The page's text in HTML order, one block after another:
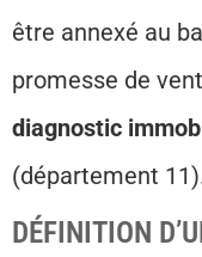
être annexé au
promesse de
diagnostic
(département
DÉFINITION